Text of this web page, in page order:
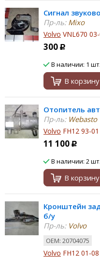
Сигнал
Пр-ль:Mixo
Volvo VNL670
300 Р
В наличии: 1 шт.
В корзину
Отопитель
Пр-ль:Webasto
Volvo FH12 93-01
11 100 Р
В наличии: 2 шт.
В корзину
Кронштейн
б/у
Пр-ль:Volvo
ОЕМ: 20704075
Volvo FH12 01-08